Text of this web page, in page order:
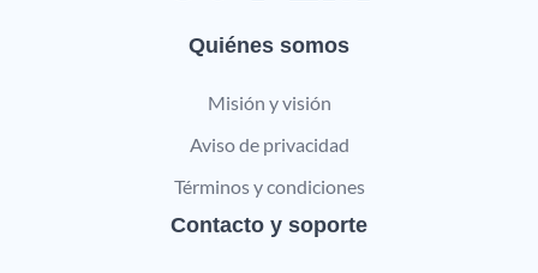
Quiénes somos
Misión y visión
Aviso de privacidad
Términos y condiciones
Contacto y soporte